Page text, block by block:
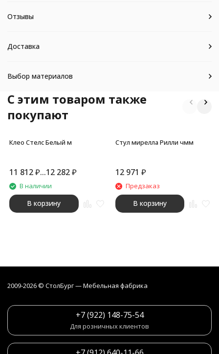
Отзывы
Доставка
Выбор материалов
C этим товаром также
покупают
Клео Стелс Белый м
11 812₽...12 282₽
В наличии
В корзину
Стул мирелла Рилли чмм
12 971 ₽
Предзаказ
В корзину
2009-2026 © СтолБург — Мебeльная фабрика
+7 (922) 148-75-54
Для розничных клиентов